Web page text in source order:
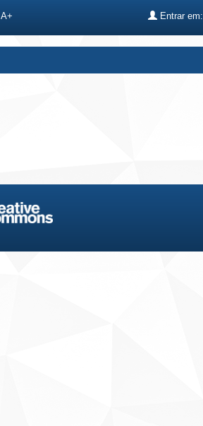
A+ Entrar em: